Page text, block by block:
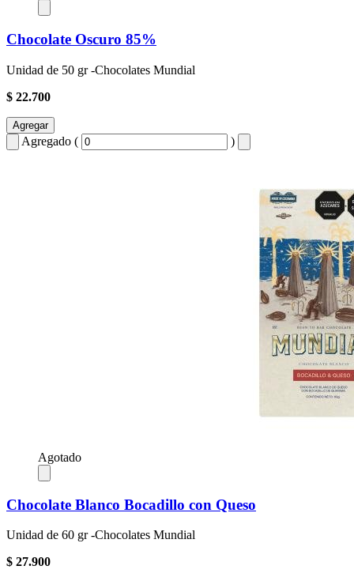
Chocolate Oscuro 85%
Unidad de 50 gr -Chocolates Mundial
$ 22.700
Agregar
Agregado ( )
Agotado
Chocolate Blanco Bocadillo con Queso
Unidad de 60 gr -Chocolates Mundial
$ 27.900